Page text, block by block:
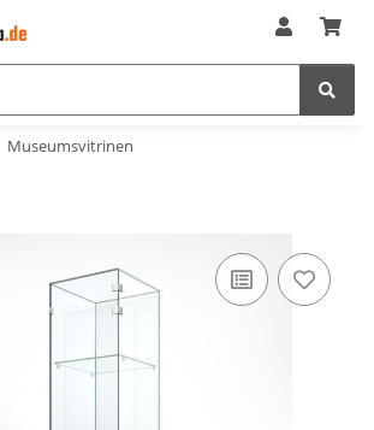
Museumsvitrinen